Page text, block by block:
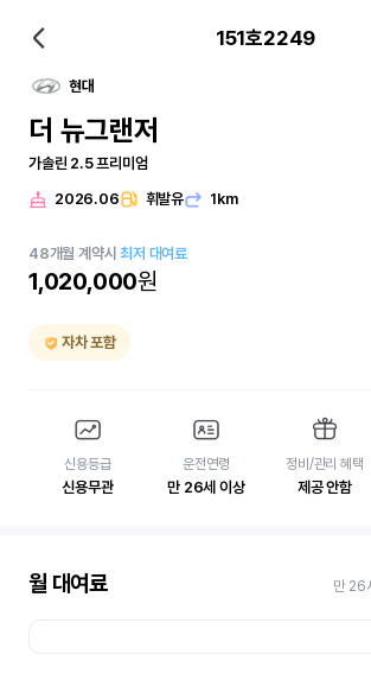
151호2249
현대
더 뉴그랜저
가솔린 2.5 프리미엄
2026.06 휘발유 1km
48개월 계약시최저 대여료
1,020,000원
자차 포함
신용등급
신용무관
운전연령
만 26세 이상
정비/관리 혜택
제공 안함
월 대여료 만 26